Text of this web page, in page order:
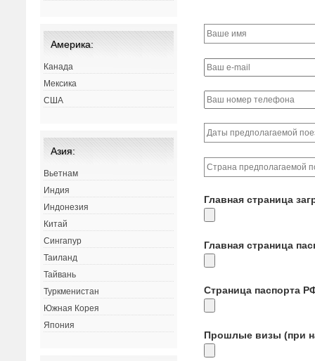
Главная страница
Главная страница
Страница паспорта
Прошлые визы (при
Америка:
Канада
Мексика
США
Азия:
Вьетнам
Индия
Индонезия
Китай
Сингапур
Таиланд
Тайвань
Туркменистан
Южная Корея
Япония